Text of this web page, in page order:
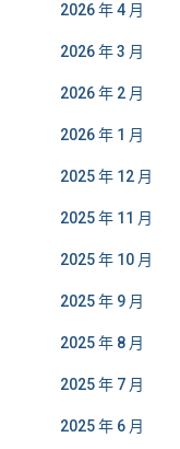
2026 年 4 月
2026 年 3 月
2026 年 2 月
2026 年 1 月
2025 年 12 月
2025 年 11 月
2025 年 10 月
2025 年 9 月
2025 年 8 月
2025 年 7 月
2025 年 6 月